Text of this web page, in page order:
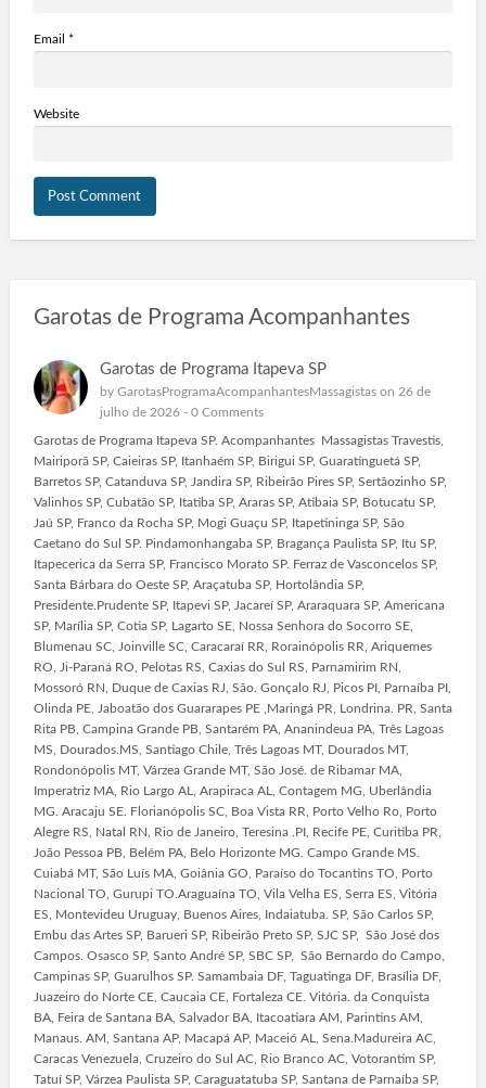
Email *
Website
Garotas de Programa Acompanhantes
Garotas de Programa Itapeva SP
by GarotasProgramaAcompanhantesMassagistason 26 de
julho de 2026 - 0 Comments
Garotas de Programa Itapeva SP. Acompanhantes Massagistas Travestis,
Mairiporã SP, Caieiras SP, Itanhaém SP, Birigui SP, Guaratinguetá SP,
Barretos SP, Catanduva SP, Jandira SP, Ribeirão Pires SP, Sertãozinho SP,
Valinhos SP, Cubatão SP, Itatiba SP, Araras SP, Atibaia SP, Botucatu SP,
Jaú SP, Franco da Rocha SP, Mogi Guaçu SP, Itapetininga SP, São
Caetano do Sul SP. Pindamonhangaba SP, Bragança Paulista SP, Itu SP,
Itapecerica da Serra SP, Francisco Morato SP. Ferraz de Vasconcelos SP,
Santa Bárbara do Oeste SP, Araçatuba SP, Hortolândia SP,
Presidente.Prudente SP, Itapevi SP, Jacareí SP, Araraquara SP, Americana
SP, Marília SP, Cotia SP, Lagarto SE, Nossa Senhora do Socorro SE,
Blumenau SC, Joinville SC, Caracaraí RR, Rorainópolis RR, Ariquemes
RO, Ji-Paraná RO, Pelotas RS, Caxias do Sul RS, Parnamirim RN,
Mossoró RN, Duque de Caxias RJ, São. Gonçalo RJ, Picos PI, Parnaíba PI,
Olinda PE, Jaboatão dos Guararapes PE ,Maringá PR, Londrina. PR, Santa
Rita PB, Campina Grande PB, Santarém PA, Ananindeua PA, Três Lagoas
MS, Dourados.MS, Santiago Chile, Três Lagoas MT, Dourados MT,
Rondonópolis MT, Várzea Grande MT, São José. de Ribamar MA,
Imperatriz MA, Rio Largo AL, Arapiraca AL, Contagem MG, Uberlândia
MG. Aracaju SE. Florianópolis SC, Boa Vista RR, Porto Velho Ro, Porto
Alegre RS, Natal RN, Rio de Janeiro, Teresina .PI, Recife PE, Curitiba PR,
João Pessoa PB, Belém PA, Belo Horizonte MG. Campo Grande MS.
Cuiabá MT, São Luís MA, Goiânia GO, Paraíso do Tocantins TO, Porto
Nacional TO, Gurupi TO.Araguaína TO, Vila Velha ES, Serra ES, Vitória
ES, Montevideu Uruguay, Buenos Aires, Indaiatuba. SP, São Carlos SP,
Embu das Artes SP, Barueri SP, Ribeirão Preto SP, SJC SP, São José dos
Campos. Osasco SP, Santo André SP, SBC SP, São Bernardo do Campo,
Campinas SP, Guarulhos SP. Samambaia DF, Taguatinga DF, Brasília DF,
Juazeiro do Norte CE, Caucaia CE, Fortaleza CE. Vitória. da Conquista
BA, Feira de Santana BA, Salvador BA, Itacoatiara AM, Parintins AM,
Manaus. AM, Santana AP, Macapá AP, Maceió AL, Sena.Madureira AC,
Caracas Venezuela, Cruzeiro do Sul AC, Rio Branco AC, Votorantim SP,
Tatuí SP, Várzea Paulista SP, Caraguatatuba SP, Santana de Parnaíba SP,